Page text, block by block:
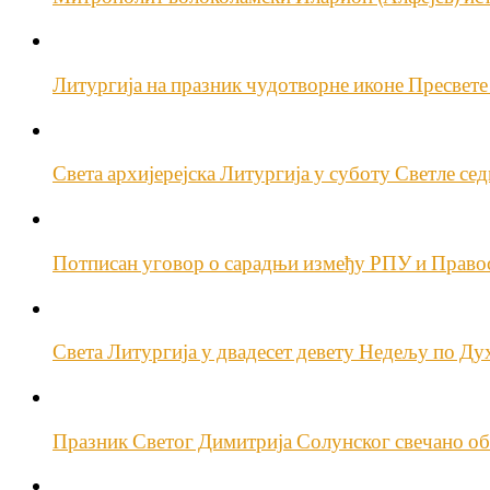
Литургија на празник чудотворне иконе
Света архијерејска Литургија у суботу Светле
Потписан уговор о сарадњи између РПУ и
Света Литургија у двадесет девету Недељу по
Празник Светог Димитрија Солунског свечано